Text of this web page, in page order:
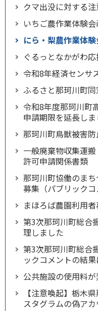
クマ出没に対する
いちご農作業体験
にら・梨農作業体
ぐるっとなかがわ
令和8年経済センサ
ふるさと那珂川町
令和8年度那珂川町
申請期限を延長しま
那珂川町鳥獣被害
一般廃棄物収集運
許可申請関係書類
那珂川町協働のま
募集（パブリック
まほろば農園利用
第3次那珂川町総合
理しました
第3次那珂川町総合
ックコメントの結
公共施設の使用料
【注意喚起】栃木
スタグラムの偽ア